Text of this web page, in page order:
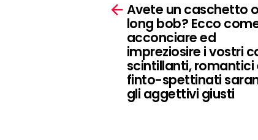
moreAvete un caschetto
long bob? Ecco
acconciare ed
impreziosire i vostri
scintillanti, romantici
finto-spettinati
gli aggettivi giusti